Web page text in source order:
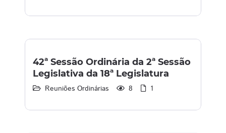
42ª Sessão Ordinária da 2ª Sessão
Legislativa da 18ª Legislatura
Reuniões Ordinárias 8 1